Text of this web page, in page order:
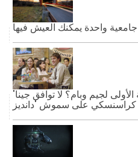
واحدة يمكنك العيش فيها
'المكتب': متى كانت القبلة الأولى لجيم وبام؟ لا توافق جينا